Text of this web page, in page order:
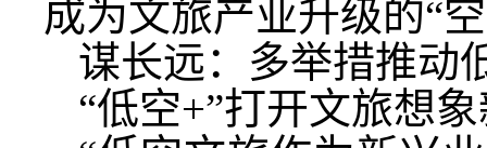
成为文旅产业升级的“
谋长远：多举措推动
“低空+”打开文旅想